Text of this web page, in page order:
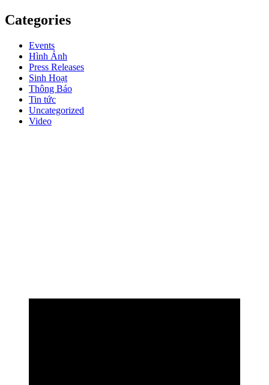
Categories
Events
Hình Ảnh
Press Releases
Sinh Hoạt
Thông Báo
Tin tức
Uncategorized
Video